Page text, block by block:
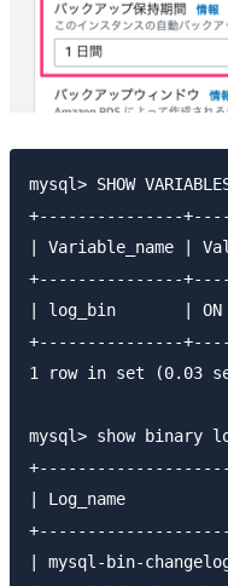
mysql> SHOW
+---------------
| Variable_name |
+---------------
| log_bin       |
+---------------
1 row in set (0.03
mysql> show binary
| Log_name
| mysql-bin-